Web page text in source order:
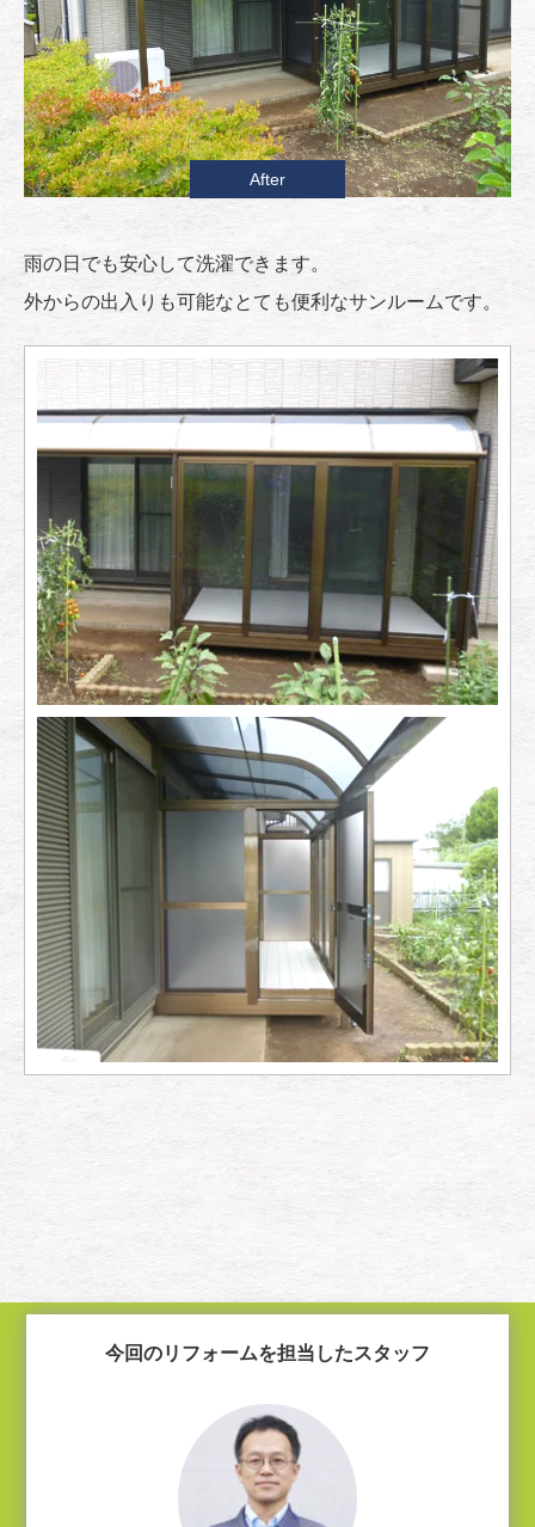
After
雨の日でも安心して洗濯できます。
外からの出入りも可能なとても便利なサンルームです。
今回のリフォームを担当したスタッフ